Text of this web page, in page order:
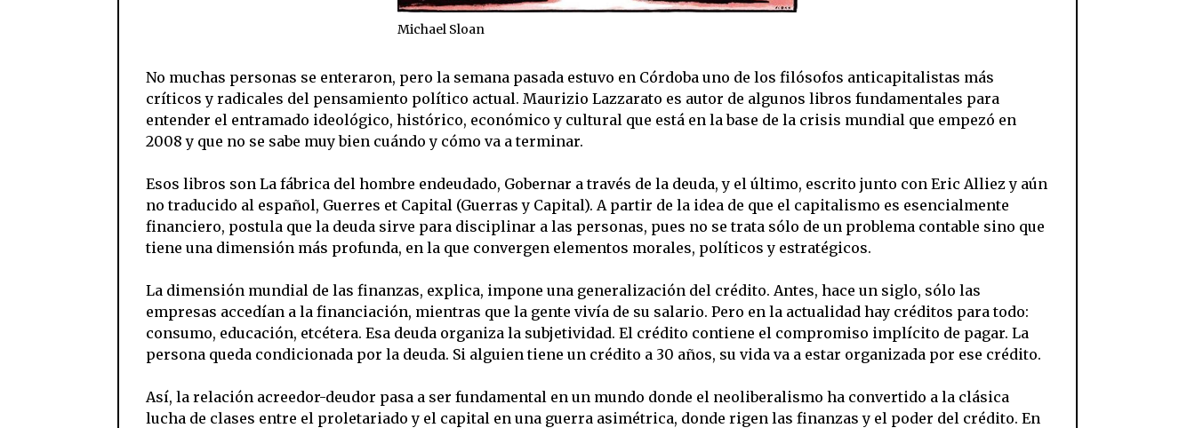
Michael Sloan
No muchas personas se enteraron, pero la semana pasada estuvo en Córdoba uno de los filósofos anticapitalistas más
críticos y radicales del pensamiento político actual. Maurizio Lazzarato es autor de algunos libros fundamentales para
entender el entramado ideológico, histórico, económico y cultural que está en la base de la crisis mundial que empezó en
2008 y que no se sabe muy bien cuándo y cómo va a terminar.
Esos libros son La fábrica del hombre endeudado, Gobernar a través de la deuda, y el último, escrito junto con Eric Alliez y aún
no traducido al español, Guerres et Capital (Guerras y Capital). A partir de la idea de que el capitalismo es esencialmente
financiero, postula que la deuda sirve para disciplinar a las personas, pues no se trata sólo de un problema contable sino que
tiene una dimensión más profunda, en la que convergen elementos morales, políticos y estratégicos.
La dimensión mundial de las finanzas, explica, impone una generalización del crédito. Antes, hace un siglo, sólo las
empresas accedían a la financiación, mientras que la gente vivía de su salario. Pero en la actualidad hay créditos para todo:
consumo, educación, etcétera. Esa deuda organiza la subjetividad. El crédito contiene el compromiso implícito de pagar. La
persona queda condicionada por la deuda. Si alguien tiene un crédito a 30 años, su vida va a estar organizada por ese crédito.
Así, la relación acreedor-deudor pasa a ser fundamental en un mundo donde el neoliberalismo ha convertido a la clásica
lucha de clases entre el proletariado y el capital en una guerra asimétrica, donde rigen las finanzas y el poder del crédito. En